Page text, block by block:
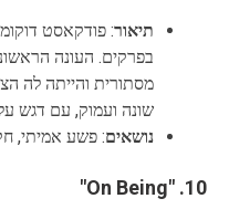
תיאור: פודקאסט
בפרקים. העונה
מסתורית והייתה לה
שונה ועמוק, עם דגש
נושאים: פשע אמיתי,
10.
"On Being"